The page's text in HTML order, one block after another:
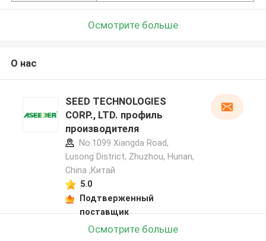
Осмотрите больше
О нас
SEED TECHNOLOGIES
CORP., LTD. профиль
производителя
No.1099 Xiangda Road,
Lusong District, Zhuzhou, Hunan,
China ,Китай
5.0
Подтверженный
поставщик
Осмотрите больше